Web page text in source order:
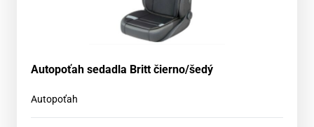
Autopoťah sedadla Britt čierno/šedý
Autopoťah